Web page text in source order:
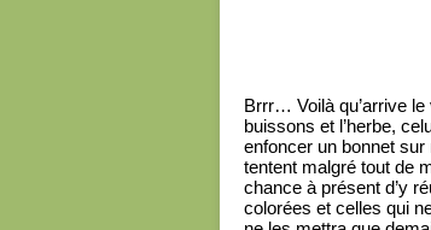
Brrr… Voilà qu’arrive
buissons et l’herbe,
enfoncer un bonnet
tentent malgré tout de
chance à présent d’y
colorées et celles qui